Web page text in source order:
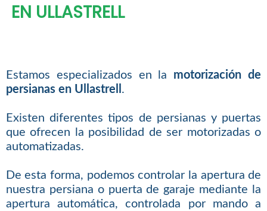
EN ULLASTRELL
Estamos especializados en la motorización de
persianas en Ullastrell .
Existen diferentes tipos de persianas y puertas
que ofrecen la posibilidad de ser motorizadas o
automatizadas.
De esta forma, podemos controlar la apertura de
nuestra persiana o puerta de garaje mediante la
apertura automática, controlada por mando a